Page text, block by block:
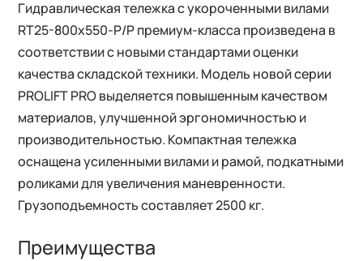
Гидравлическая тележка с укороченными вилами
RT25-800x550-P/P премиум-класса произведена в
соответствии с новыми стандартами оценки
качества складской техники. Модель новой серии
PROLIFT PRO выделяется повышенным качеством
материалов, улучшенной эргономичностью и
производительностью. Компактная тележка
оснащена усиленными вилами и рамой, подкатными
роликами для увеличения маневренности.
Грузоподъемность составляет 2500 кг.
Преимущества